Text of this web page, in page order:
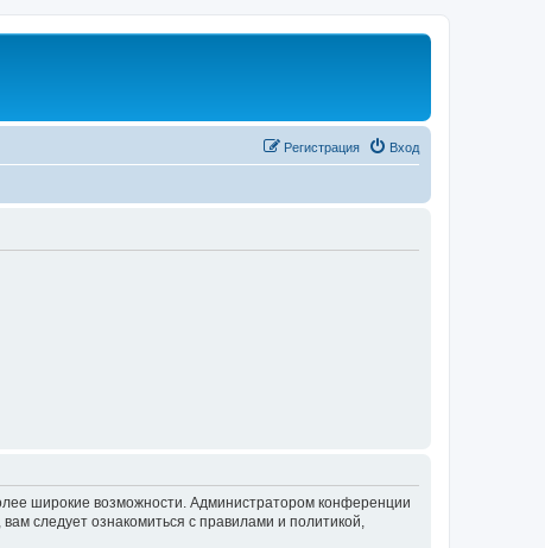
Вход
Регистрация
широкие возможности. Администратором конференции
следует ознакомиться с правилами и политикой,